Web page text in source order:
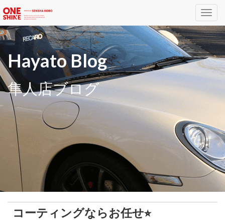
Hayato Blog
隼人店ブログ
コーティングならお任せ⭐︎